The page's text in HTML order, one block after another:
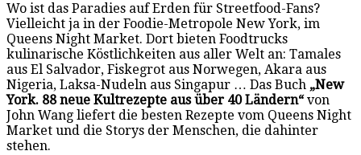
Wo ist das Paradies auf Erden für Streetfood-Fans?
Vielleicht ja in der Foodie-Metropole New York, im
Queens Night Market. Dort bieten Foodtrucks
kulinarische Köstlichkeiten aus aller Welt an: Tamales
aus El Salvador, Fiskegrot aus Norwegen, Akara aus
Nigeria, Laksa-Nudeln aus Singapur … Das Buch „New
York. 88 neue Kultrezepte aus über 40 Ländern“von
John Wang liefert die besten Rezepte vom Queens Night
Market und die Storys der Menschen, die dahinter
stehen.